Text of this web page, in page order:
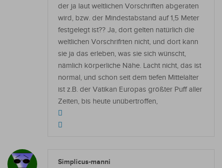
der ja laut weltlichen Vorschriften abgeraten
wird, bzw. der Mindestabstand auf 1,5 Meter
festgelegt ist?? Ja, dort gelten natürlich die
weltlichen Vorschrifrten nicht, und dort kann
sie ja das erleben, was sie sich wünscht,
nämlich körperliche Nähe. Lacht nicht, das ist
normal, und schon seit dem tiefen Mittelalter
ist z.B. der Vatikan Europas größter Puff aller
Zeiten, bis heute unübertroffen,
Simplicus-manni